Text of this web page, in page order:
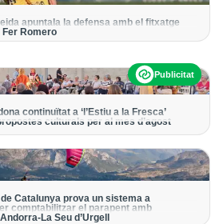
apuntala la defensa amb el fitxatge
Romero
Publicitat
continuïtat a ‘l’Estiu a la Fresca’
culturals per al mes d’agost
protagonistes de la programació serà
Catalunya prova un sistema a
comptabilitzar el parapent amb
La Seu d’Urgell